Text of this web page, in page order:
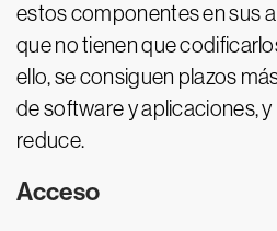
estos componentes en sus
que no tienen que
ello, se consiguen plazos
de software y aplicaciones, y
reduce.
Acceso